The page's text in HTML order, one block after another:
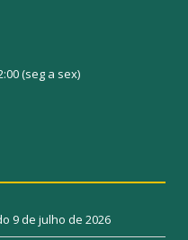
(seg a sex)
9 de julho de 2026